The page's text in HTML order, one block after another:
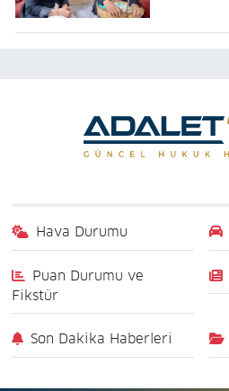
Hava Durumu
Puan Durumu ve
Fikstür
Son Dakika Haberleri